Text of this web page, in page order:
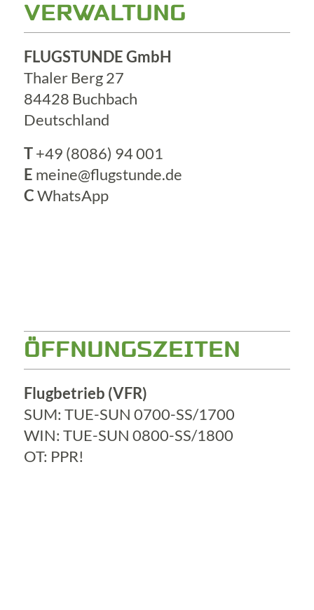
VERWALTUNG
FLUGSTUNDE GmbH
Thaler Berg 27
84428 Buchbach
Deutschland
T +49 (8086) 94 001
E meine@flugstunde.de
CWhatsApp
ÖFFNUNGSZEITEN
Flugbetrieb (VFR)
SUM: TUE-SUN 0700-SS/1700
WIN: TUE-SUN 0800-SS/1800
OT: PPR!